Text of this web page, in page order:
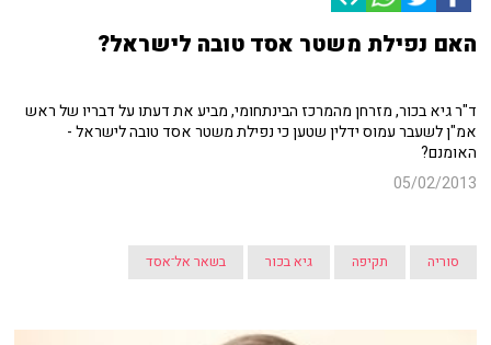
האם נפילת משטר אסד טובה לישראל?
ד"ר גיא בכור, מזרחן מהמרכז הבינתחומי, מביע את דעתו על דבריו של ראש
אמ"ן לשעבר עמוס ידלין שטען כי נפילת משטר אסד טובה לישראל -
האומנם?
05/02/2013
סוריה תקיפה גיא בכור בשאר אל־אסד